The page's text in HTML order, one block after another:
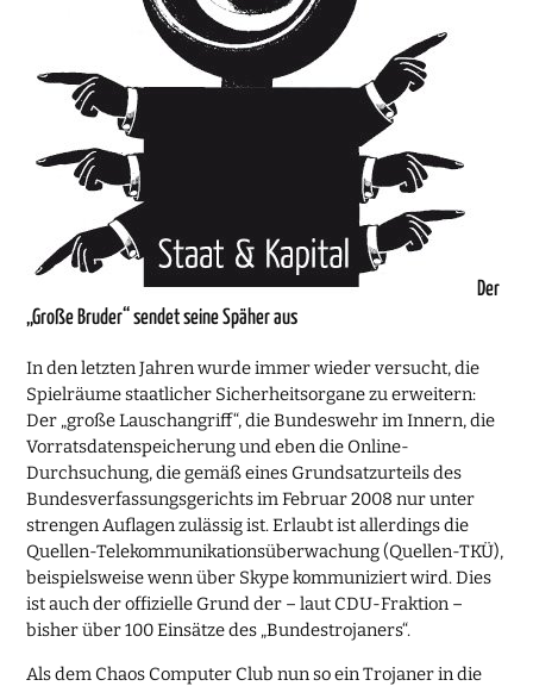
Der
„Große Bruder“ sendet seine Späher aus
In den letzten Jahren wurde immer wieder versucht, die
Spielräume staatlicher Sicherheitsorgane zu erweitern:
Der „große Lauschangriff“, die Bundeswehr im Innern, die
Vorratsdatenspeicherung und eben die Online-
Durchsuchung, die gemäß eines Grundsatzurteils des
Bundesverfassungsgerichts im Februar 2008 nur unter
strengen Auflagen zulässig ist. Erlaubt ist allerdings die
Quellen-Telekommunikationsüberwachung (Quellen-TKÜ),
beispielsweise wenn über Skype kommuniziert wird. Dies
ist auch der offizielle Grund der – laut CDU-Fraktion –
bisher über 100 Einsätze des „Bundestrojaners“.
Als dem Chaos Computer Club nun so ein Trojaner in die